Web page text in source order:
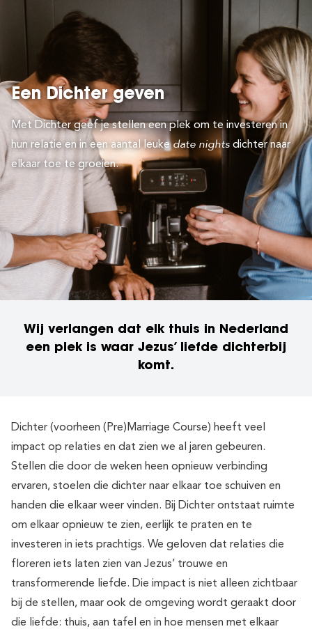
Een Dichter geven
Met Dichter geef je stellen een plek om te investeren in
hun relatie en in een aantal leukedate nights dichter naar
elkaar toe te groeien.
Wij verlangen dat elk thuis in Nederland
een plek is waar Jezus’ liefde dichterbij
komt.
Dichter (voorheen (Pre)Marriage Course) heeft veel
impact op relaties en dat zien we al jaren gebeuren.
Stellen die door de weken heen opnieuw verbinding
ervaren, stoelen die dichter naar elkaar toe schuiven en
handen die elkaar weer vinden. Bij Dichter ontstaat ruimte
om elkaar opnieuw te zien, eerlijk te praten en te
investeren in iets prachtigs. We geloven dat relaties die
floreren iets laten zien van Jezus’ trouwe en
transformerende liefde. Die impact is niet alleen zichtbaar
bij de stellen, maar ook de omgeving wordt geraakt door
die liefde: thuis, aan tafel en in hoe mensen met elkaar